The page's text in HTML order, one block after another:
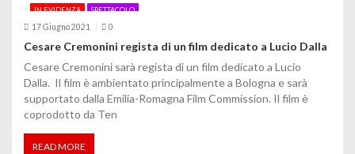
o
n
e
a
IN EVIDENZA SPETTACOLO
17 Giugno 2021 0
Cesare Cremonini regista di un film dedicato a Lucio Dalla
Cesare Cremonini sarà regista di un film dedicato a Lucio
Dalla. Il film è ambientato principalmente a Bologna e sarà
supportato dalla Emilia-Romagna Film Commission. Il film è
coprodotto da Ten
READ MORE